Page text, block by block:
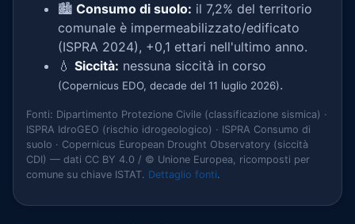
🏙️ Consumo di suolo: il 7,2% del territorio
comunale è impermeabilizzato/edificato
(ISPRA 2024), +0,1 ettari nell'ultimo anno.
💧 Siccità: nessuna siccità in corso
(Copernicus EDO, decade del 11 luglio 2026).
Fonti: Dipartimento Protezione Civile (classificazione sismica) ·
ISPRA IdroGEO (rischio idrogeologico) · ISPRA Consumo di
suolo · Copernicus European Drought Observatory (siccità
CDI) — dati CC BY 4.0 / © Unione Europea, ricomposti per
comune su chiave ISTAT. Dettaglio fonti.